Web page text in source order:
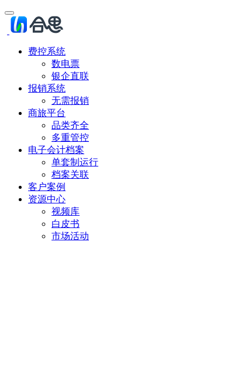
费控系统
数电票
银企直联
报销系统
无需报销
商旅平台
品类齐全
多重管控
电子会计档案
单套制运行
档案关联
客户案例
资源中心
视频库
白皮书
市场活动